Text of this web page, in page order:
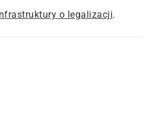
o legalizacji.